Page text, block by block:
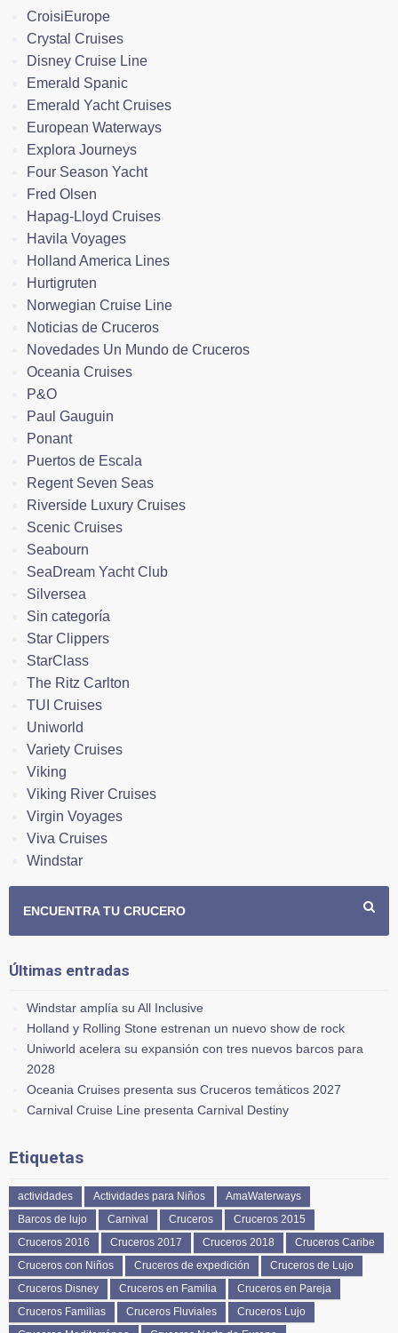
CroisiEurope
Crystal Cruises
Disney Cruise Line
Emerald Spanic
Emerald Yacht Cruises
European Waterways
Explora Journeys
Four Season Yacht
Fred Olsen
Hapag-Lloyd Cruises
Havila Voyages
Holland America Lines
Hurtigruten
Norwegian Cruise Line
Noticias de Cruceros
Novedades Un Mundo de Cruceros
Oceania Cruises
P&O
Paul Gauguin
Ponant
Puertos de Escala
Regent Seven Seas
Riverside Luxury Cruises
Scenic Cruises
Seabourn
SeaDream Yacht Club
Silversea
Sin categoría
Star Clippers
StarClass
The Ritz Carlton
TUI Cruises
Uniworld
Variety Cruises
Viking
Viking River Cruises
Virgin Voyages
Viva Cruises
Windstar
ENCUENTRA TU CRUCERO
Últimas entradas
Windstar amplía su All Inclusive
Holland y Rolling Stone estrenan un nuevo show de rock
Uniworld acelera su expansión con tres nuevos barcos para
2028
Oceania Cruises presenta sus Cruceros temáticos 2027
Carnival Cruise Line presenta Carnival Destiny
Etiquetas
actividades Actividades para Niños
AmaWaterways
Barcos de lujo
Carnival Cruceros
Cruceros 2015
Cruceros 2016
Cruceros 2017 Cruceros 2018
Cruceros Caribe
Cruceros con Niños
Cruceros de expedición
Cruceros de Lujo
Cruceros Disney
Cruceros en Familia
Cruceros en Pareja
Cruceros Familias
Cruceros Fluviales
Cruceros Lujo